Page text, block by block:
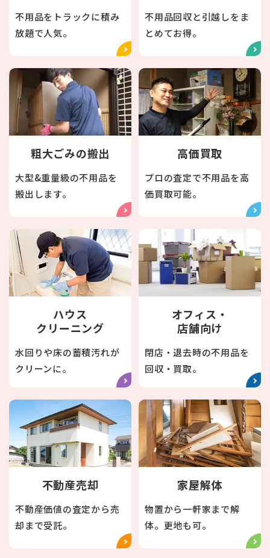
不用品をトラックに積み
放題で人気。
不用品回収と引越しをま
とめてお得。
粗大ごみの搬出
大型&重量級の不用品を
搬出します。
高価買取
プロの査定で不用品を高
価買取可能。
ハウス
クリーニング
水回りや床の蓄積汚れが
クリーンに。
オフィス・
店舗向け
閉店・退去時の不用品を
回収・買取。
不動産売却
不動産価値の査定から売
却まで受託。
家屋解体
物置から一軒家まで解
体。更地も可。